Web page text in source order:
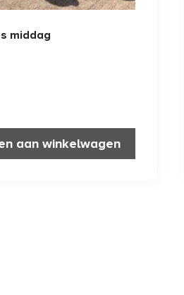
middag
aan winkelwagen